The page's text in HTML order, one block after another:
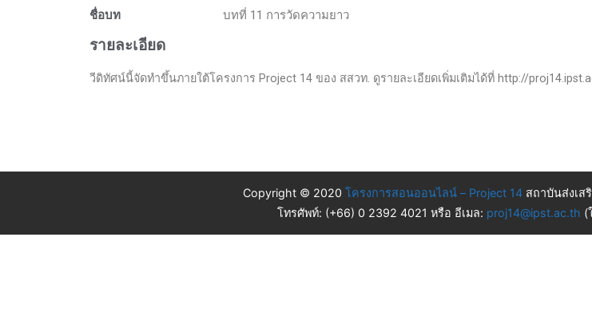
ชื่อบท
บทที่ 11 การวัดความยาว
รายละเอียด
วีดิทัศน์นี้จัดทำขึ้นภายใต้โครงการ Project 14 ของ สสวท. ดูรายละเอียดเพิ่มเติมได้ที่ http://
Copyright © 2020 โครงการสอนออนไลน์ – Project 14 สถาบันส่งเส
โทรศัพท์: (+66) 0 2392 4021 หรือ อีเมล: proj14@ipst.ac.th (